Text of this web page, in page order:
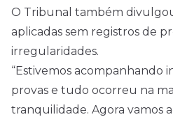
O Tribunal também
aplicadas sem registros de
irregularidades.
“Estivemos acompanhando
provas e tudo ocorreu na
tranquilidade. Agora vamos